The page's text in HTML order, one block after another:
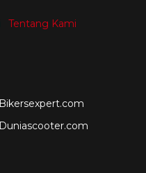
Tentang Kami
Bikersexpert.com
Duniascooter.com